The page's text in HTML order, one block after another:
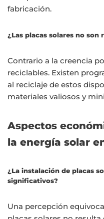
fabricación.
¿Las placas solares no son
Contrario a la creencia
reciclables. Existen
al reciclaje de estos
materiales valiosos y
Aspectos
la energía solar
¿La instalación de placas
significativos?
Una percepción